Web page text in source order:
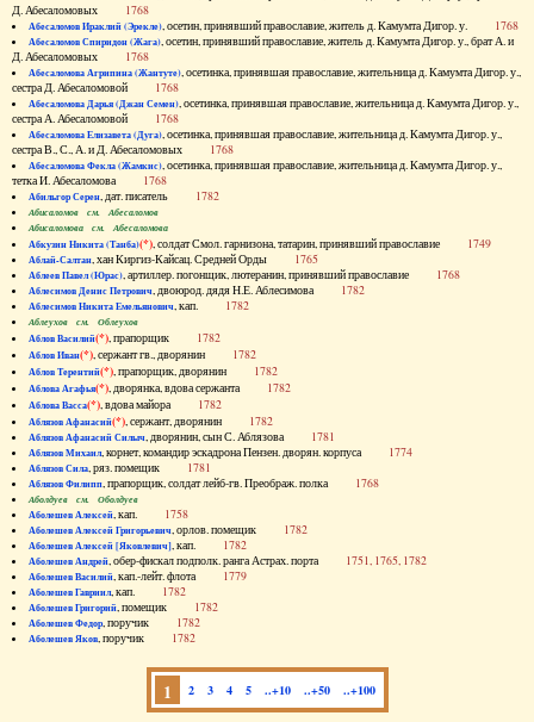
Д. Абесаломовых 1768
Абесаломов Ираклий (Эрекле), осетин, принявший православие, житель д. Камумта Дигор. у. 1768
Абесаломов Спиридон (Жага), осетин, принявший православие, житель д. Камумта Дигор. у., брат А. и
Д. Абесаломовых 1768
Абесаломова Агрипина (Жантуте), осетинка, принявшая православие, жительница д. Камумта Дигор. у.,
сестра Д. Абесаломовой 1768
Абесаломова Дарья (Джан Семен), осетинка, принявшая православие, жительница д. Камумта Дигор. у.,
сестра А. Абесаломовой 1768
Абесаломова Елизавета (Дуга), осетинка, принявшая православие, жительница д. Камумта Дигор. у.,
сестра В., С., А. и Д. Абесаломовых 1768
Абесаломова Фекла (Жамкис), осетинка, принявшая православие, жительница д. Камумта Дигор. у.,
тетка И. Абесаломова 1768
Абильгор Серен, дат. писатель 1782
Абисаломов см. Абесаломов
Абисаломова см. Абесаломова
Абкузин Никита (Танба)(*), солдат Смол. гарнизона, татарин, принявший православие 1749
Аблай-Салтан, хан Киргиз-Кайсац. Средней Орды 1765
Аблеев Павел (Юрас), артиллер. погонщик, лютеранин, принявший православие 1768
Аблесимов Денис Петрович, двоюрод. дядя Н.Е. Аблесимова 1782
Аблесимов Никита Емельянович, кап. 1782
Аблеухов см. Облеухов
Аблов Василий(*), прапорщик 1782
Аблов Иван(*), сержант гв., дворянин 1782
Аблов Терентий(*), прапорщик, дворянин 1782
Аблова Агафья(*), дворянка, вдова сержанта 1782
Аблова Васса(*), вдова майора 1782
Аблязов Афанасий(*), сержант, дворянин 1782
Аблязов Афанасий Силыч, дворянин, сын С. Аблязова 1781
Аблязов Михаил, корнет, командир эскадрона Пензен. дворян. корпуса 1774
Аблязов Сила, ряз. помещик 1781
Аблязов Филипп, прапорщик, солдат лейб-гв. Преображ. полка 1768
Аболдуев см. Оболдуев
Аболешев Алексей, кап. 1758
Аболешев Алексей Григорьевич, орлов. помещик 1782
Аболешев Алексей [Яковлевич], кап. 1782
Аболешев Андрей, обер-фискал подполк. ранга Астрах. порта 1751, 1765, 1782
Аболешев Василий, кап.-лейт. флота 1779
Аболешев Гавриил, кап. 1782
Аболешев Григорий, помещик 1782
Аболешев Федор, поручик 1782
Аболешев Яков, поручик 1782
1 2 3 4 5 ..+10 ..+50 ..+100